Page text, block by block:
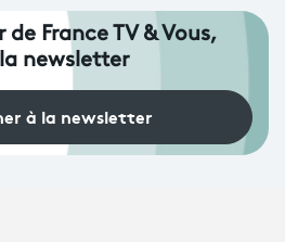
de France TV & Vous,
newsletter
à la newsletter